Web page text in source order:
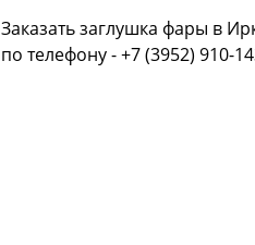
Заказать заглушка фары в
по телефону - +7 (3952) 910-